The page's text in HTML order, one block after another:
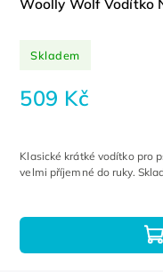
Woolly Wolf Vodítko
Skladem
509 Kč
Klasické krátké vodítko pro
velmi příjemné do ruky.